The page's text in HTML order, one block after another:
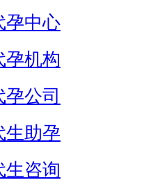
孕中心
孕机构
公司
生助孕
生咨询